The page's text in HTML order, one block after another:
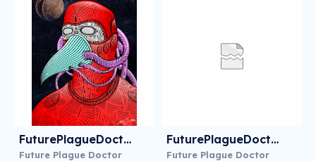
FuturePlagueDoctor15
Future Plague Doctor
FuturePlagueDoctor16
Future Plague Doctor